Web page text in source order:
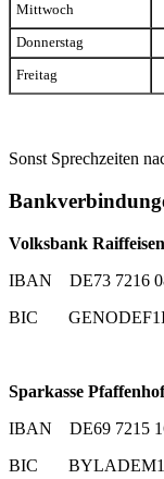
Mittwoch
Donnerstag
Freitag
Sonst Sprechzeiten
Volksbank
IBAN DE73 7216
BIC
Sparkasse
IBAN DE69 7215
BIC